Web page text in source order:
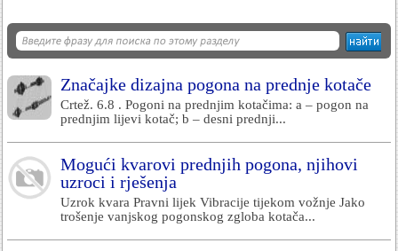
Značajke dizajna pogona na prednje kotače
Crtež. 6.8 . Pogoni na prednjim kotačima: a – pogon na
prednjim lijevi kotač; b – desni prednji...
Mogući kvarovi prednjih pogona, njihovi
uzroci i rješenja
Uzrok kvara Pravni lijek Vibracije tijekom vožnje Jako
trošenje vanjskog pogonskog zgloba kotača...